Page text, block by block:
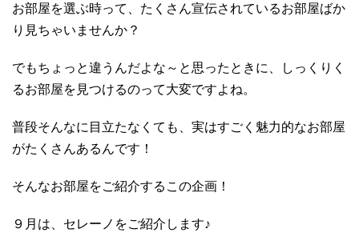
お部屋を選ぶ時って、たくさん宣伝されているお部屋ばか
り見ちゃいませんか？
でもちょっと違うんだよな～と思ったときに、しっくりく
るお部屋を見つけるのって大変ですよね。
普段そんなに目立たなくても、実はすごく魅力的なお部屋
がたくさんあるんです！
そんなお部屋をご紹介するこの企画！
９月は、セレーノをご紹介します♪